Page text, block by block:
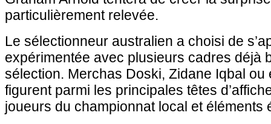
particulièrement relevée.
Le sélectionneur australien a choisi de
expérimentée avec plusieurs cadres déjà
sélection. Merchas Doski, Zidane Iqbal ou
figurent parmi les principales têtes
joueurs du championnat local et éléments